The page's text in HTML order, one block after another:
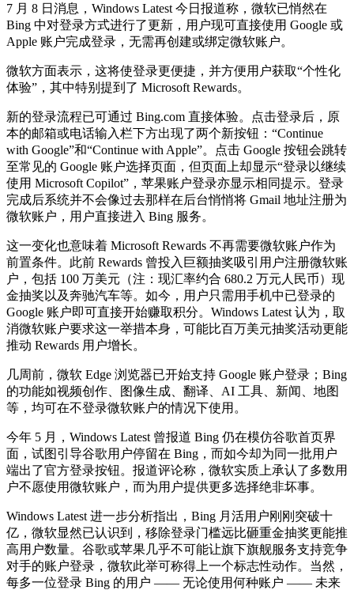
7 月 8 日消息，Windows Latest 今日报道称，微软已悄然在
Bing 中对登录方式进行了更新，用户现可直接使用 Google 或
Apple 账户完成登录，无需再创建或绑定微软账户。
微软方面表示，这将使登录更便捷，并方便用户获取“个性化
体验”，其中特别提到了 Microsoft Rewards。
新的登录流程已可通过 Bing.com 直接体验。点击登录后，原
本的邮箱或电话输入栏下方出现了两个新按钮：“Continue
with Google”和“Continue with Apple”。点击 Google 按钮会跳转
至常见的 Google 账户选择页面，但页面上却显示“登录以继续
使用 Microsoft Copilot”，苹果账户登录亦显示相同提示。登录
完成后系统并不会像过去那样在后台悄悄将 Gmail 地址注册为
微软账户，用户直接进入 Bing 服务。
这一变化也意味着 Microsoft Rewards 不再需要微软账户作为
前置条件。此前 Rewards 曾投入巨额抽奖吸引用户注册微软账
户，包括 100 万美元（注：现汇率约合 680.2 万元人民币）现
金抽奖以及奔驰汽车等。如今，用户只需用手机中已登录的
Google 账户即可直接开始赚取积分。Windows Latest 认为，取
消微软账户要求这一举措本身，可能比百万美元抽奖活动更能
推动 Rewards 用户增长。
几周前，微软 Edge 浏览器已开始支持 Google 账户登录；Bing
的功能如视频创作、图像生成、翻译、AI 工具、新闻、地图
等，均可在不登录微软账户的情况下使用。
今年 5 月，Windows Latest 曾报道 Bing 仍在模仿谷歌首页界
面，试图引导谷歌用户停留在 Bing，而如今却为同一批用户
端出了官方登录按钮。报道评论称，微软实质上承认了多数用
户不愿使用微软账户，而为用户提供更多选择绝非坏事。
Windows Latest 进一步分析指出，Bing 月活用户刚刚突破十
亿，微软显然已认识到，移除登录门槛远比砸重金抽奖更能推
高用户数量。谷歌或苹果几乎不可能让旗下旗舰服务支持竞争
对手的账户登录，微软此举可称得上一个标志性动作。当然，
每多一位登录 Bing 的用户 —— 无论使用何种账户 —— 未来